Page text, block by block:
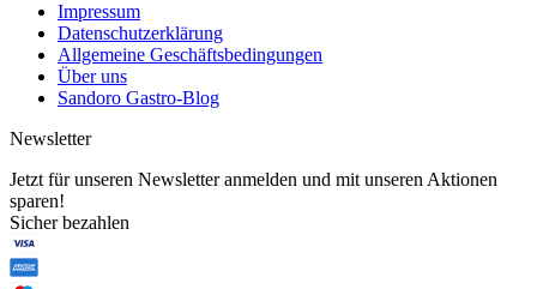
Impressum
Datenschutzerklärung
Allgemeine Geschäftsbedingungen
Über uns
Sandoro Gastro-Blog
Newsletter
Jetzt für unseren Newsletter anmelden und mit unseren Aktionen
sparen!
Sicher bezahlen